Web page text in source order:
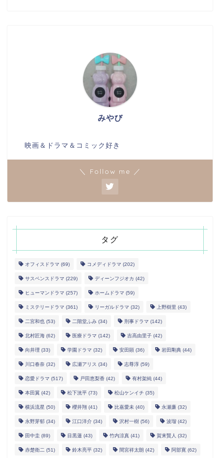
みやび
映画＆ドラマ＆コミック好き
＼ Follow me ／
タグ
オフィスドラマ (69) コメディドラマ (202)
サスペンスドラマ (229) ディーンフジオカ (42)
ヒューマンドラマ (257) ホームドラマ (59)
ミステリードラマ (361) リーガルドラマ (32) 上野樹里 (43)
二宮和也 (53) 二階堂ふみ (34) 刑事ドラマ (142)
北村匠海 (62) 医療ドラマ (142) 吉高由里子 (42)
向井理 (33) 学園ドラマ (32) 安田顕 (36) 岩田剛典 (44)
川口春奈 (32) 広瀬アリス (34) 志尊淳 (59)
恋愛ドラマ (517) 戸田恵梨香 (42) 有村架純 (44)
本田翼 (42) 松下洸平 (73) 松山ケンイチ (35)
横浜流星 (50) 櫻井翔 (41) 比嘉愛未 (40) 永瀬廉 (32)
永野芽郁 (34) 江口洋介 (34) 沢村一樹 (56) 波瑠 (42)
田中圭 (89) 目黒蓮 (43) 竹内涼真 (41) 賀来賢人 (32)
赤楚衛二 (51) 鈴木亮平 (32) 間宮祥太朗 (42) 阿部寛 (62)